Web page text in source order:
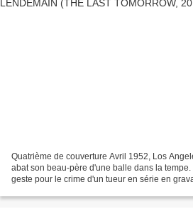
Quatrième de couverture Avril 1952, Los
abat son beau-père d'une balle dans la
geste pour le crime d'un tueur en série en